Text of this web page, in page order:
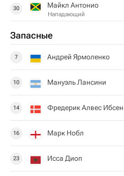
30 Майкл Антонио
Нападающий
Запасные
7 Андрей Ярмоленко
10 Мануэль Лансини
14 Фредерик Алвес Ибсен
16 Марк Нобл
23 Исса Диоп